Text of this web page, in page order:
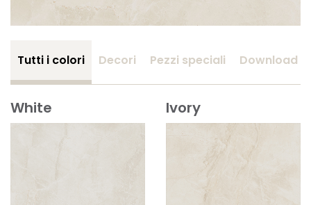
Tutti i colori Decori Pezzi speciali Download
White Ivory